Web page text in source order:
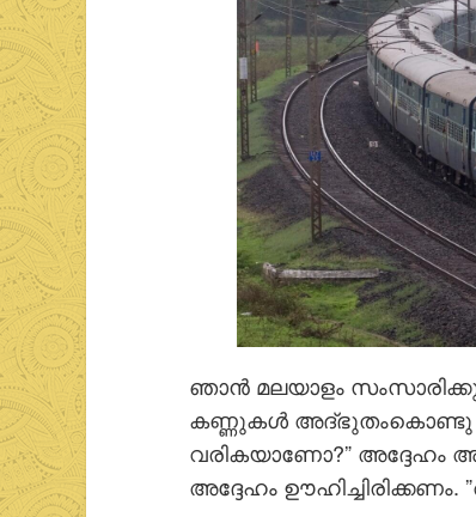
ഞാന്‍ മലയാളം
കണ്ണുകള്‍ അദ്ഭുതംകൊണ്ടു
വരികയാണോ?” അദ്ദേഹം
അദ്ദേഹം